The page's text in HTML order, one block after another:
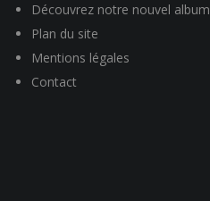
Découvrez notre nouvel album
Plan du site
Mentions légales
Contact